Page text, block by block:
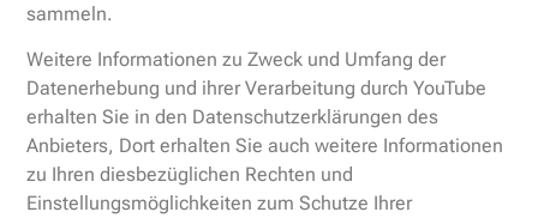
sammeln.
Weitere Informationen zu Zweck und Umfang der
Datenerhebung und ihrer Verarbeitung durch YouTube
erhalten Sie in den Datenschutzerklärungen des
Anbieters, Dort erhalten Sie auch weitere Informationen
zu Ihren diesbezüglichen Rechten und
Einstellungsmöglichkeiten zum Schutze Ihrer